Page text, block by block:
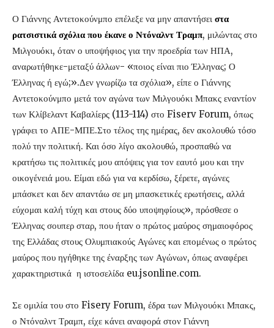
Ο Γιάννης Αντετοκούνμπο επέλεξε να μην απαντήσει στα
ρατσιστικά σχόλια που έκανε ο Ντόναλντ Τραμπ, μιλώντας στο
Μιλγουόκι, όταν ο υποψήφιος για την προεδρία των ΗΠΑ,
αναρωτήθηκε-μεταξύ άλλων- «ποιος είναι πιο Έλληνας; Ο
Έλληνας ή εγώ;».Δεν γνωρίζω τα σχόλια», είπε ο Γιάννης
Αντετοκούνμπο μετά τον αγώνα των Μιλγουόκι Μπακς εναντίον
των Κλίβελαντ Καβαλίερς (113-114) στο Fiserv Forum, όπως
γράφει το ΑΠΕ-ΜΠΕ.Στο τέλος της ημέρας, δεν ακολουθώ τόσο
πολύ την πολιτική. Και όσο λίγο ακολουθώ, προσπαθώ να
κρατήσω τις πολιτικές μου απόψεις για τον εαυτό μου και την
οικογένειά μου. Είμαι εδώ για να κερδίσω, ξέρετε, αγώνες
μπάσκετ και δεν απαντάω σε μη μπασκετικές ερωτήσεις, αλλά
εύχομαι καλή τύχη και στους δύο υποψηφίους», πρόσθεσε ο
Έλληνας σουπερ σταρ, που ήταν ο πρώτος μαύρος σημαιοφόρος
της Ελλάδας στους Ολυμπιακούς Αγώνες και επομένως ο πρώτος
μαύρος που ηγήθηκε της έναρξης των Αγώνων, όπως αναφέρει
χαρακτηριστικά η ιστοσελίδα eu.jsonline.com.
Σε ομιλία του στο Fisery Forum, έδρα των Μιλγουόκι Μπακς,
ο Ντόναλντ Τραμπ, είχε κάνει αναφορά στον Γιάννη